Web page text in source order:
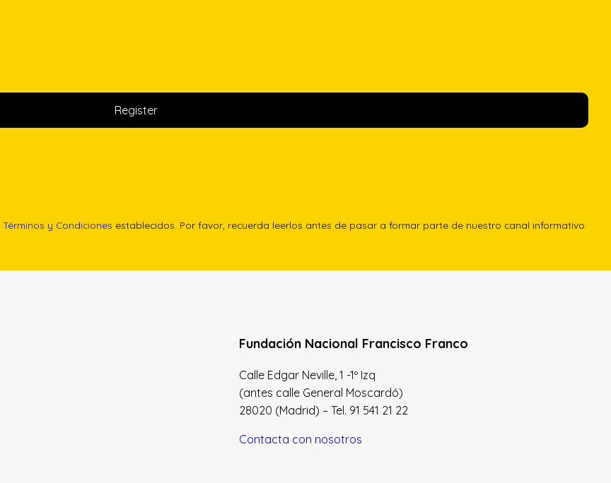
Términos y Condiciones establecidos. Por favor, recuerda leerlos antes de pasar a formar parte de nuestro canal informativo.
Fundación Nacional Francisco Franco
Calle Edgar Neville, 1 -1º Izq
(antes calle General Moscardó)
28020 (Madrid) – Tel. 91 541 21 22
Contacta con nosotros